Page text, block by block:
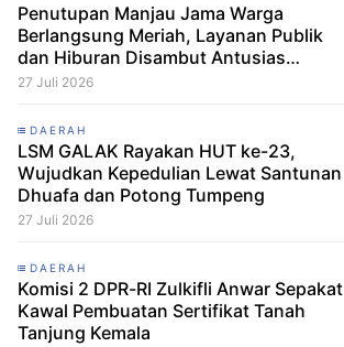
Penutupan Manjau Jama Warga
Berlangsung Meriah, Layanan Publik
dan Hiburan Disambut Antusias
Masyarakat
27 Juli 2026
DAERAH
LSM GALAK Rayakan HUT ke-23,
Wujudkan Kepedulian Lewat Santunan
Dhuafa dan Potong Tumpeng
27 Juli 2026
DAERAH
Komisi 2 DPR-RI Zulkifli Anwar Sepakat
Kawal Pembuatan Sertifikat Tanah
Tanjung Kemala